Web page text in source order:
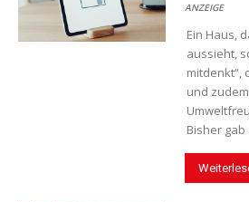
ANZEIGE
Ein Haus,
aussieht,
mitdenkt“,
und
Bisher gab